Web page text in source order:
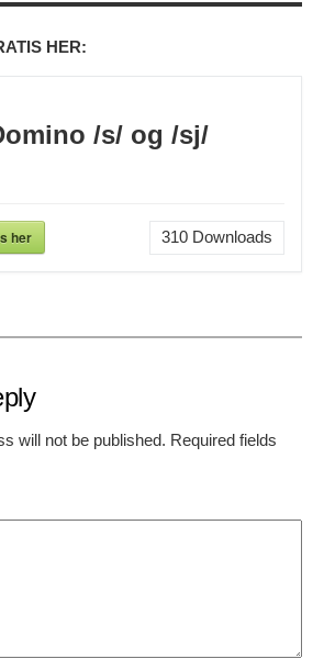
HER:
/s/ og /sj/
her 310Downloads
will not be published. Required fields